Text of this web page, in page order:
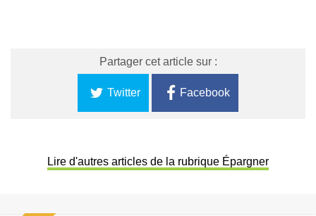
Partager cet article sur :
Twitter Facebook
Lire d'autres articles de la rubrique Épargner